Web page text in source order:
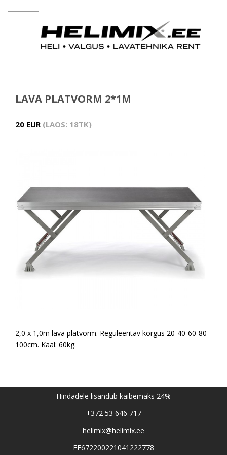
Toggle
navigation
LAVA PLATVORM 2*1M
20 EUR LAOS: 18TK
2,0 x 1,0m lava platvorm. Reguleeritav kõrgus 20-40-60-80-
100cm. Kaal: 60kg.
Hindadele lisandub käibemaks 24%
+372 53 646 717
helimix@helimix.ee
EE672200221041222778